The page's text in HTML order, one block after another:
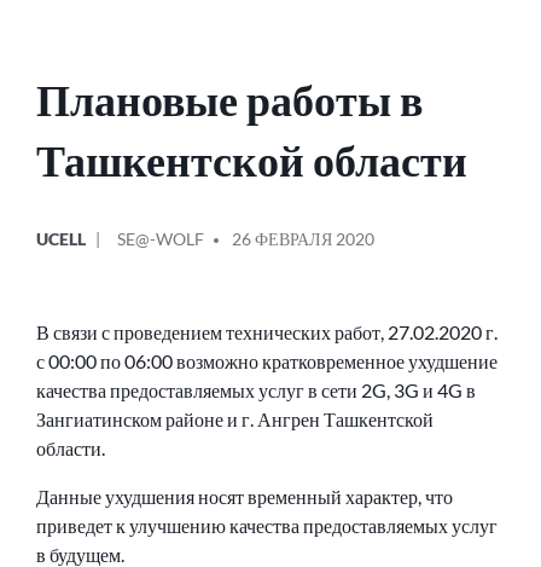
Плановые работы в
Ташкентской области
В
UCELL
ОТ
SE@-WOLF 26 ФЕВРАЛЯ 2020
В связи с проведением технических работ, 27.02.2020 г.
с 00:00 по 06:00 возможно кратковременное ухудшение
качества предоставляемых услуг в сети 2G, 3G и 4G в
Зангиатинском районе и г. Ангрен Ташкентской
области.
Данные ухудшения носят временный характер, что
приведет к улучшению качества предоставляемых услуг
в будущем.